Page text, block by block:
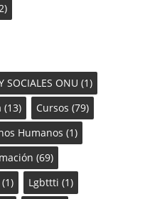
SOCIALES ONU (1)
(13) Cursos (79)
Humanos (1)
(69)
Lgbttti (1)